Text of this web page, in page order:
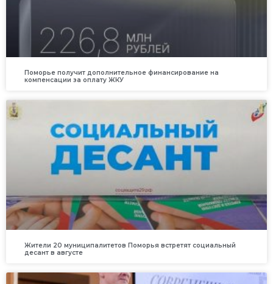
Поморье получит дополнительное финансирование на
компенсации за оплату ЖКУ
Жители 20 муниципалитетов Поморья встретят социальный
десант в августе